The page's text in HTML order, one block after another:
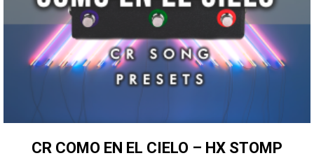
CR COMO EN EL CIELO – HX STOMP